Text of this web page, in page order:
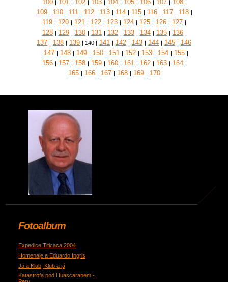
100 | 101 | 102 | 103 | 104 | 105 | 106 | 107 | 108 |
109 | 110 | 111 | 112 | 113 | 114 | 115 | 116 | 117 | 118 |
119 | 120 | 121 | 122 | 123 | 124 | 125 | 126 | 127 |
128 | 129 | 130 | 131 | 132 | 133 | 134 | 135 | 136 |
137 | 138 | 139 | 140 | 141 | 142 | 143 | 144 | 145 | 146
| 147 | 148 | 149 | 150 | 151 | 152 | 153 | 154 | 155 |
156 | 157 | 158 | 159 | 160 | 161 | 162 | 163 | 164 |
165 | 166 | 167 | 168 | 169 | 170
Fotoalbum
Expedice Titicaca 2004
Homenaje a Eduardo Ingris
Já a Klub, Klub a já
Katastrofa pod Huascaranem -